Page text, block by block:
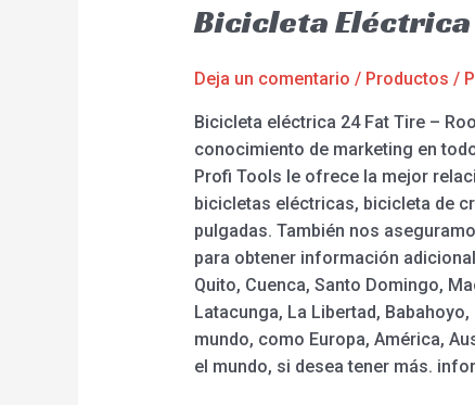
Bicicleta Eléctrica
Deja un comentario / Productos /
Bicicleta eléctrica 24 Fat Tire –
conocimiento de marketing en
Profi Tools le ofrece la mejor
bicicletas eléctricas, bicicleta de
pulgadas. También nos
para obtener información
Quito, Cuenca, Santo Domingo,
Latacunga, La Libertad,
mundo, como Europa, América,
el mundo, si desea tener más.